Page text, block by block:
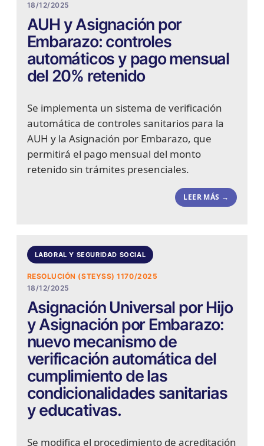
18/12/2025
AUH y Asignación por
Embarazo: controles
automáticos y pago mensual
del 20% retenido
Se implementa un sistema de verificación
automática de controles sanitarios para la
AUH y la Asignación por Embarazo, que
permitirá el pago mensual del monto
retenido sin trámites presenciales.
LEER MÁS →
LABORAL Y SEGURIDAD SOCIAL
RESOLUCIÓN (STEYSS) 1170/2025
18/12/2025
Asignación Universal por Hijo
y Asignación por Embarazo:
nuevo mecanismo de
verificación automática del
cumplimiento de las
condicionalidades sanitarias
y educativas.
Se modifica el procedimiento de acreditación